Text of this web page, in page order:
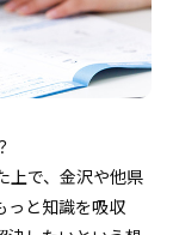
上で、金沢や他県
っと知識を吸収